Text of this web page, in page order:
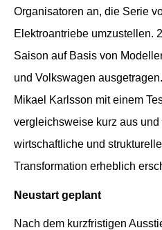
Organisatoren an, die Serie
Elektroantriebe umzustellen.
Saison auf Basis von
und Volkswagen
Mikael Karlsson mit einem
vergleichsweise kurz aus
wirtschaftliche und
Transformation erheblich
Neustart geplant
Nach dem kurzfristigen